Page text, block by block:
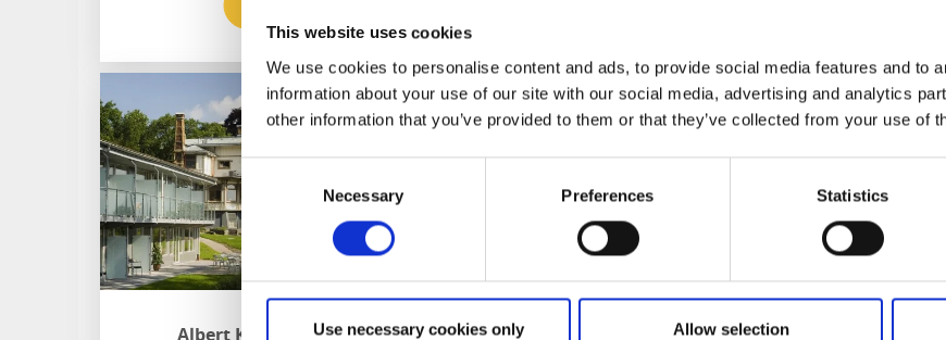
This website uses cookies
We use cookies to personalise content and ads, to provide social media features and to
information about your use of our site with our social media, advertising and analytics
other information that you’ve provided to them or that they’ve collected from your use of
Consent
Selection
Necessary Preferences Statistics
Use necessary cookies only Allow selection
Albert Kök Hotell & Konferens Lundsbrunn Resort & Spa